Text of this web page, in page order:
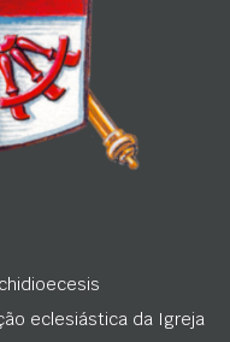
eclesiástica da Igreja